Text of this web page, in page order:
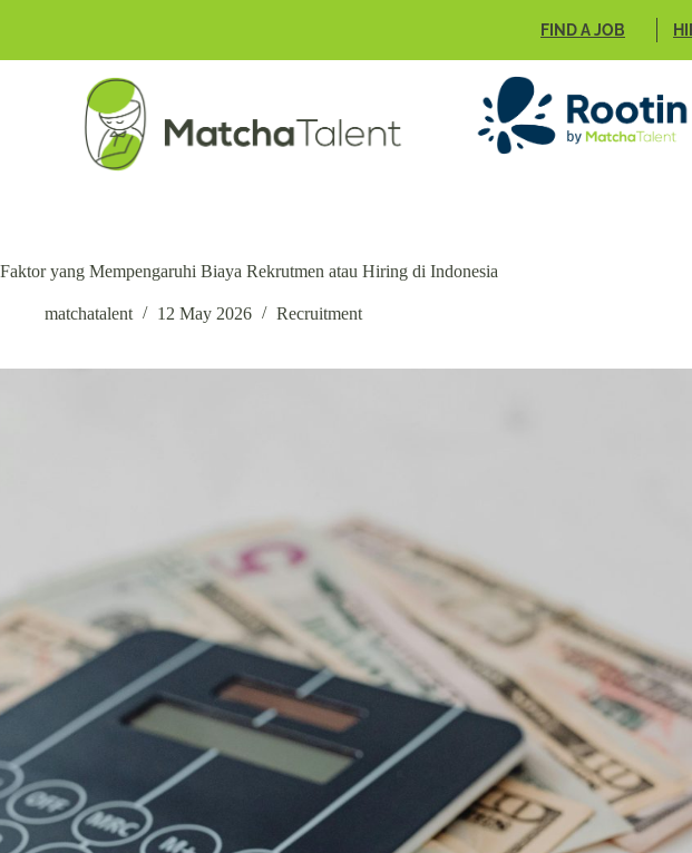
FIND A JOB
Faktor yang Mempengaruhi Biaya Rekrutmen atau Hiring di Indonesia
matchatalent 12 May 2026 Recruitment